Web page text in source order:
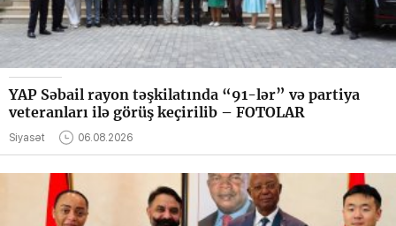
YAP Səbail rayon təşkilatında “91-lər” və partiya
veteranları ilə görüş keçirilib – FOTOLAR
Siyasət 06.08.2026